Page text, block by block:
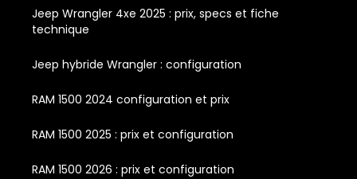
Jeep Wrangler 4xe 2025 : prix, specs et fiche
technique
Jeep hybride Wrangler : configuration
RAM 1500 2024 configuration et prix
RAM 1500 2025 : prix et configuration
RAM 1500 2026 : prix et configuration